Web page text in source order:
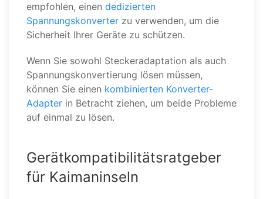
empfohlen, einen dedizierten
Spannungskonverter zu verwenden, um die
Sicherheit Ihrer Geräte zu schützen.
Wenn Sie sowohl Steckeradaptation als auch
Spannungskonvertierung lösen müssen,
können Sie einen kombinierten Konverter-
Adapter in Betracht ziehen, um beide Probleme
auf einmal zu lösen.
Gerätkompatibilitätsratgeber
für Kaimaninseln